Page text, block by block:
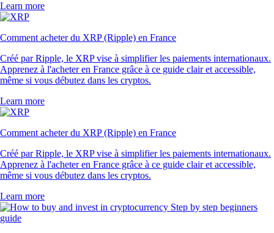
Learn more
Comment acheter du XRP (Ripple) en France
Créé par Ripple, le XRP vise à simplifier les paiements internationaux.
Apprenez à l'acheter en France grâce à ce guide clair et accessible,
même si vous débutez dans les cryptos.
Learn more
Comment acheter du XRP (Ripple) en France
Créé par Ripple, le XRP vise à simplifier les paiements internationaux.
Apprenez à l'acheter en France grâce à ce guide clair et accessible,
même si vous débutez dans les cryptos.
Learn more